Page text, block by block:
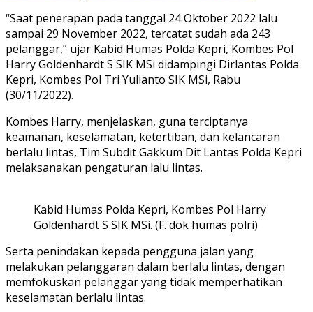
“Saat penerapan pada tanggal 24 Oktober 2022 lalu
sampai 29 November 2022, tercatat sudah ada 243
pelanggar,” ujar Kabid Humas Polda Kepri, Kombes Pol
Harry Goldenhardt S SIK MSi didampingi Dirlantas Polda
Kepri, Kombes Pol Tri Yulianto SIK MSi, Rabu
(30/11/2022).
Kombes Harry, menjelaskan, guna terciptanya
keamanan, keselamatan, ketertiban, dan kelancaran
berlalu lintas, Tim Subdit Gakkum Dit Lantas Polda Kepri
melaksanakan pengaturan lalu lintas.
Kabid Humas Polda Kepri, Kombes Pol Harry
Goldenhardt S SIK MSi. (F. dok humas polri)
Serta penindakan kepada pengguna jalan yang
melakukan pelanggaran dalam berlalu lintas, dengan
memfokuskan pelanggar yang tidak memperhatikan
keselamatan berlalu lintas.